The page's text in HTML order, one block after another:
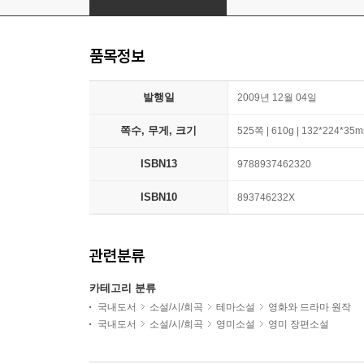
품목정보
발행일 2009년 12월 04일
쪽수, 무게, 크기 525쪽 | 610g |
ISBN13 9788937462320
ISBN10 893746232X
관련분류
카테고리 분류
국내도서 소설/시/희곡 테마소설
영화와 드라마 원작
국내도서
소설/시/희곡 영미소설 영미 장편소설